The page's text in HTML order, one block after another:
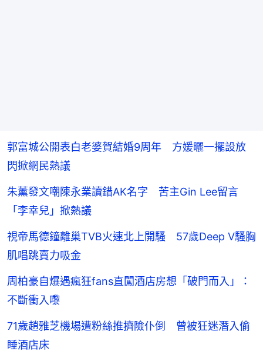
郭富城公開表白老婆賀結婚9周年 方媛曬一擺設放
閃掀網民熱議
朱薰發文嘲陳永業讀錯AK名字 苦主Gin Lee留言
「李幸兒」掀熱議
視帝馬德鐘離巢TVB火速北上開騷 57歲Deep V騷胸
肌唱跳賣力吸金
周柏豪自爆遇瘋狂fans直闖酒店房想「破門而入」：
不斷衝入嚟
71歲趙雅芝機場遭粉絲推擠險仆倒 曾被狂迷潛入偷
睡酒店床